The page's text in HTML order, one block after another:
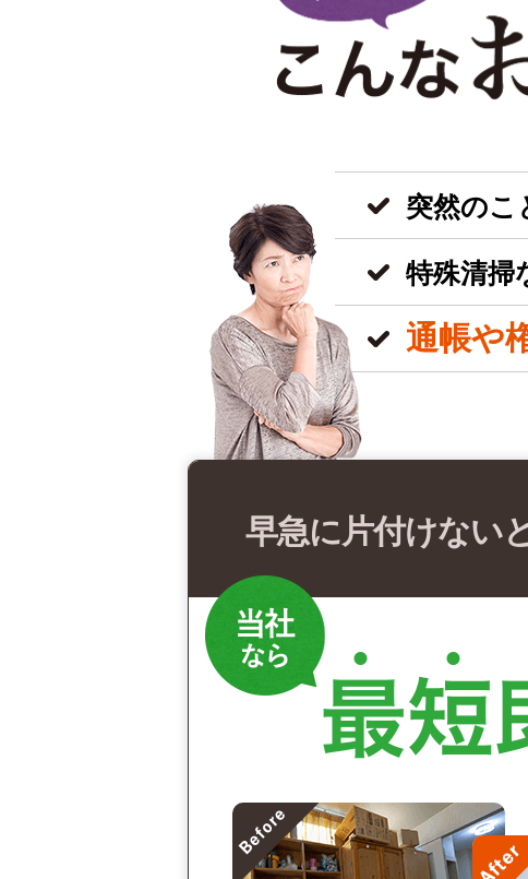
突然のこ
特殊清掃
通帳や
早急に片付けない